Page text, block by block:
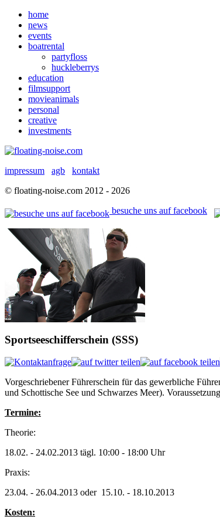
home
news
events
boatrental
partyfloss
huckleberrys
education
filmsupport
movieanimals
personal
creative
investments
impressum agb
kontakt
© floating-noise.com 2012 - 2026
besuche uns auf facebook
Sportseeschifferschein (SSS)
Vorgeschriebener Führerschein für das gewerbliche
und Schottische See und Schwarzes Meer).
Termine:
Theorie:
18.02. - 24.02.2013 tägl. 10:00 - 18:00 Uhr
Praxis:
23.04. - 26.04.2013 oder 15.10. - 18.10.2013
Kosten: